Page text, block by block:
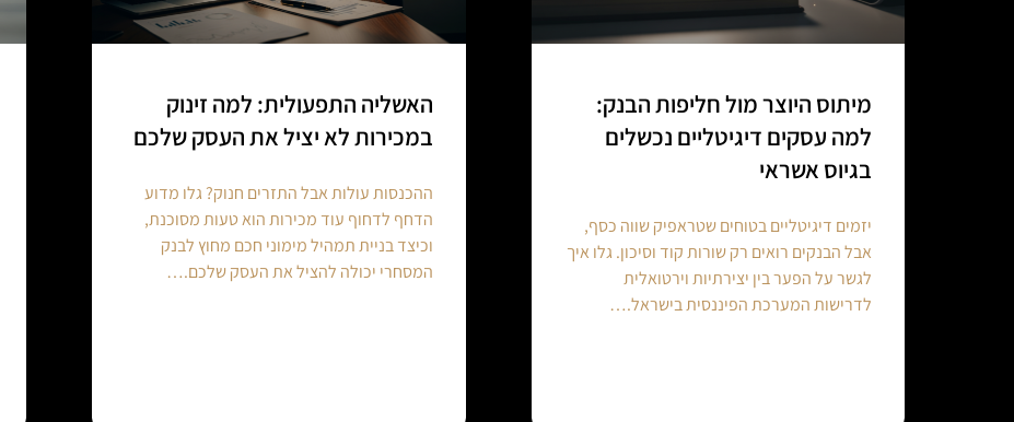
מיתוס היוצר מול חליפות הבנק:
למה עסקים דיגיטליים נכשלים
בגיוס אשראי
יזמים דיגיטליים בטוחים שטראפיק שווה כסף,
אבל הבנקים רואים רק שורות קוד וסיכון. גלו איך
לגשר על הפער בין יצירתיות וירטואלית
לדרישות המערכת הפיננסית בישראל.…
האשליה התפעולית: למה זינוק
במכירות לא יציל את העסק שלכם
ההכנסות עולות אבל התזרים חנוק? גלו מדוע
הדחף לדחוף עוד מכירות הוא טעות מסוכנת,
וכיצד בניית תמהיל מימוני חכם מחוץ לבנק
המסחרי יכולה להציל את העסק שלכם.…